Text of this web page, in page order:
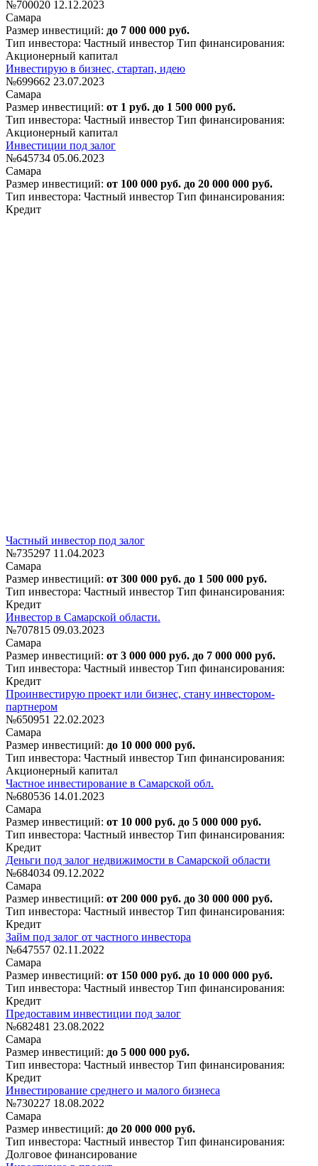
№700020 12.12.2023
Самара
Размер инвестиций: до 7 000 000 руб.
Тип инвестора: Частный инвестор Тип финансирования:
Акционерный капитал
Инвестирую в бизнес, стартап, идею
№699662 23.07.2023
Самара
Размер инвестиций: от 1 руб. до 1 500 000 руб.
Тип инвестора: Частный инвестор Тип финансирования:
Акционерный капитал
Инвестиции под залог
№645734 05.06.2023
Самара
Размер инвестиций: от 100 000 руб. до 20 000 000 руб.
Тип инвестора: Частный инвестор Тип финансирования:
Кредит
Частный инвестор под залог
№735297 11.04.2023
Самара
Размер инвестиций: от 300 000 руб. до 1 500 000 руб.
Тип инвестора: Частный инвестор Тип финансирования:
Кредит
Инвестор в Самарской области.
№707815 09.03.2023
Самара
Размер инвестиций: от 3 000 000 руб. до 7 000 000 руб.
Тип инвестора: Частный инвестор Тип финансирования:
Кредит
Проинвестирую проект или бизнес, стану инвестором-
партнером
№650951 22.02.2023
Самара
Размер инвестиций: до 10 000 000 руб.
Тип инвестора: Частный инвестор Тип финансирования:
Акционерный капитал
Частное инвестирование в Самарской обл.
№680536 14.01.2023
Самара
Размер инвестиций: от 10 000 руб. до 5 000 000 руб.
Тип инвестора: Частный инвестор Тип финансирования:
Кредит
Деньги под залог недвижимости в Самарской области
№684034 09.12.2022
Самара
Размер инвестиций: от 200 000 руб. до 30 000 000 руб.
Тип инвестора: Частный инвестор Тип финансирования:
Кредит
Займ под залог от частного инвестора
№647557 02.11.2022
Самара
Размер инвестиций: от 150 000 руб. до 10 000 000 руб.
Тип инвестора: Частный инвестор Тип финансирования:
Кредит
Предоставим инвестиции под залог
№682481 23.08.2022
Самара
Размер инвестиций: до 5 000 000 руб.
Тип инвестора: Частный инвестор Тип финансирования:
Кредит
Инвестирование среднего и малого бизнеса
№730227 18.08.2022
Самара
Размер инвестиций: до 20 000 000 руб.
Тип инвестора: Частный инвестор Тип финансирования:
Долговое финансирование